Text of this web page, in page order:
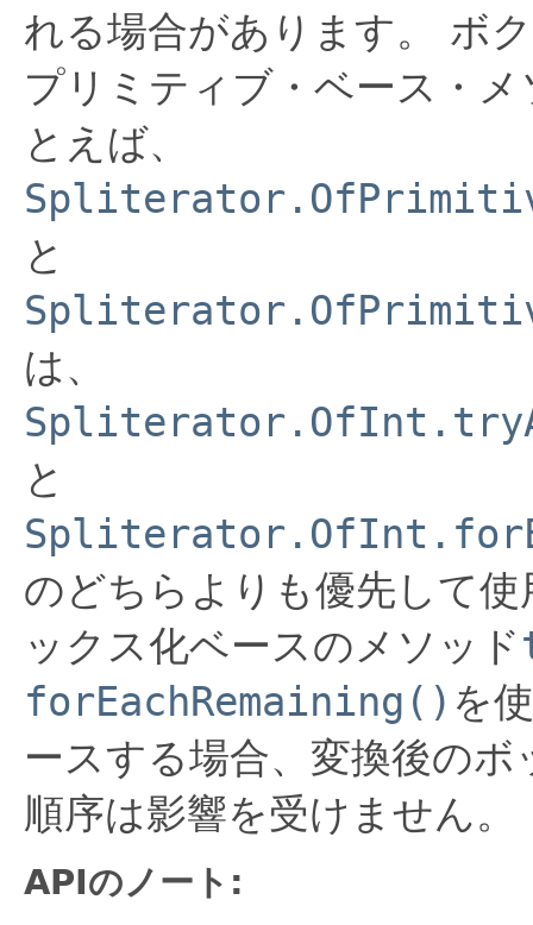
れる場合があります。
ボ
プリミティブ・ベース・
とえば、
と
は、
と
のどちらよりも優先して
ックス化ベースのメソッド
forEachRemaining() を
ースする場合、変換後の
順序は影響を受けません。
APIのノート: